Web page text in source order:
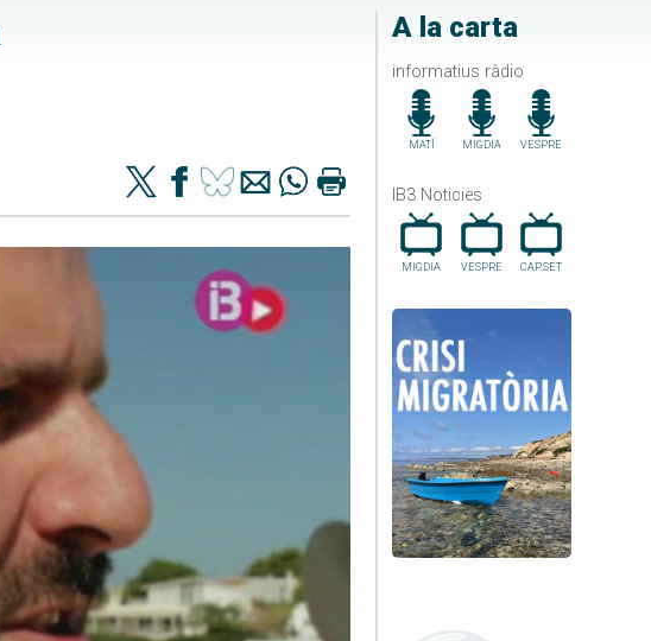
A la carta
informatius ràdio
MATÍ MIGDIA VESPRE
IB3 Noticies
MIGDIA VESPRE CAP.SET